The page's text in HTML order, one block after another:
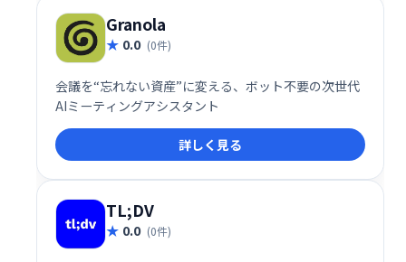
Granola
0.0 (0件)
会議を“忘れない資産”に変える、ボット不要の次世代
AIミーティングアシスタント
詳しく見る
TL;DV
0.0 (0件)